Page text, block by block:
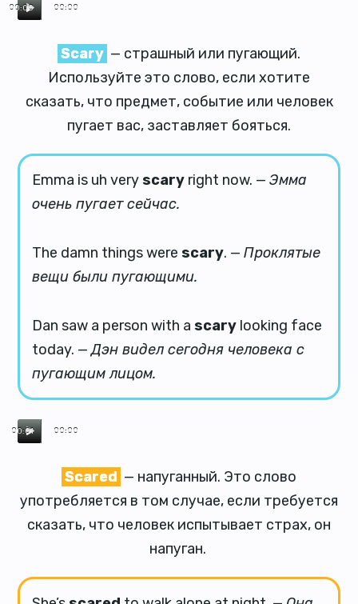
00:00
00:00
Scary — страшный или пугающий.
Используйте это слово, если хотите
сказать, что предмет, событие или человек
пугает вас, заставляет бояться.
Emma is uh veryscary right now. —Эмма
очень пугает сейчас.
The damn things werescary. —Проклятые
вещи были пугающими.
Dan saw a person with ascary looking face
today. —Дэн видел сегодня человека с
пугающим лицом.
00:00
00:01
Scared — напуганный. Это слово
употребляется в том случае, если требуется
сказать, что человек испытывает страх, он
напуган.